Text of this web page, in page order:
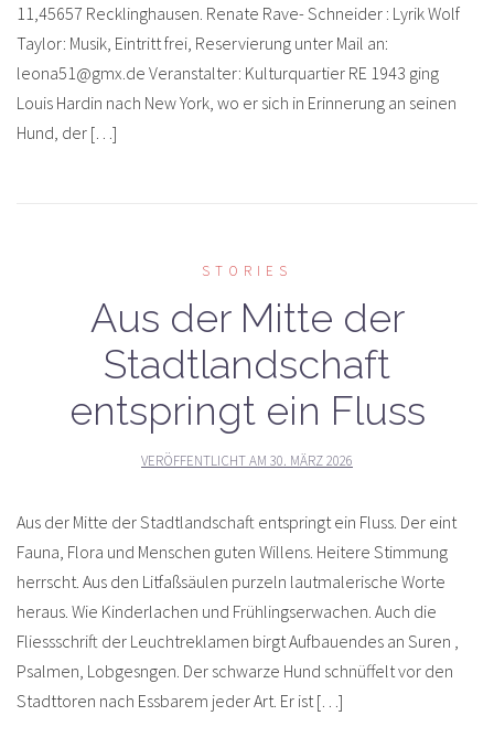
11,45657 Recklinghausen. Renate Rave- Schneider : Lyrik Wolf
Taylor: Musik, Eintritt frei, Reservierung unter Mail an:
leona51@gmx.de Veranstalter: Kulturquartier RE 1943 ging
Louis Hardin nach New York, wo er sich in Erinnerung an seinen
Hund, der […]
STORIES
Aus der Mitte der
Stadtlandschaft
entspringt ein Fluss
VERÖFFENTLICHT AM 30. MÄRZ 2026
Aus der Mitte der Stadtlandschaft entspringt ein Fluss. Der eint
Fauna, Flora und Menschen guten Willens. Heitere Stimmung
herrscht. Aus den Litfaßsäulen purzeln lautmalerische Worte
heraus. Wie Kinderlachen und Frühlingserwachen. Auch die
Fliessschrift der Leuchtreklamen birgt Aufbauendes an Suren ,
Psalmen, Lobgesngen. Der schwarze Hund schnüffelt vor den
Stadttoren nach Essbarem jeder Art. Er ist […]